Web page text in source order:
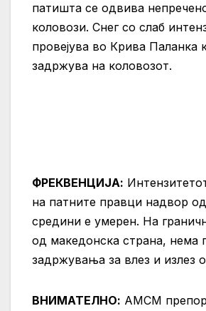
патишта се одвива
коловози. Снег со слаб
провејува во Крива Паланкa
задржува на коловозот.
ФРЕКВЕНЦИЈА:
на патните правци надвор
средини е умерен. На
од македонска страна, нема
задржувања за влез и излез
ВНИМАТЕЛНО: АМСМ